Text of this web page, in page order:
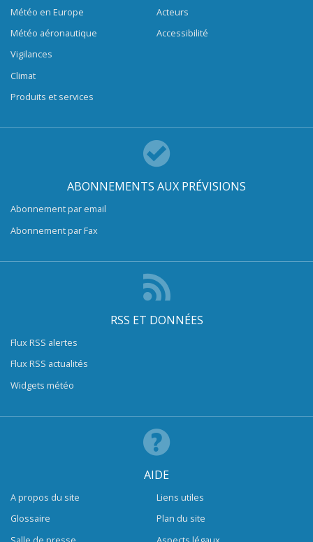
Météo en Europe
Météo aéronautique
Vigilances
Climat
Produits et services
Acteurs
Accessibilité
ABONNEMENTS AUX PRÉVISIONS
Abonnement par email
Abonnement par Fax
RSS ET DONNÉES
Flux RSS alertes
Flux RSS actualités
Widgets météo
AIDE
A propos du site
Glossaire
Liens utiles
Plan du site